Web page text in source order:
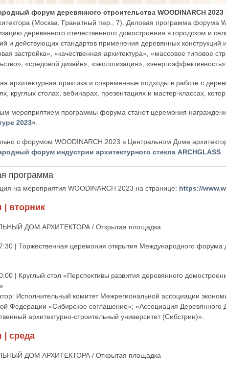
форум деревянного строительства WOODINARCH 2023
(Москва, Гранатный пер., 7). Деловая программа форума
деревянного отечественного домостроения в городском и
и действующих стандартов применения деревянных конструкций
застройка», «качественная архитектура», «массовое типовое
«средовой дизайн», «экологизация»,
архитектурная практика и современные подходы в работе с
круглых столах, вебинарах, презентациях и мастер-классах,
мероприятием программы форума станет церемония
2023»
с форумом WOODINARCH 2023 в Центральном Доме
форум индустрии архитектурного стекла ARCHGLASS
программа
на мероприятия WOODINARCH 2023 на странице: https://
| вторник
ДОМ АРХИТЕКТОРА / Открытая площадка
| Торжественная церемония открытия Международного форума
| Круглый стол «Перспективы развития деревянного
Исполнительный комитет Межрегиональной ассоциации
Федерации «Сибирское соглашение»; «Ассоциация
архитектурно-строительный университет (Сибстрин)».
| среда
ДОМ АРХИТЕКТОРА / Открытая площадка